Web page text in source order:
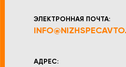
ЭЛЕКТРОННАЯ ПОЧТА:
АДРЕС: